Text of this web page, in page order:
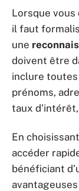
Lorsque
il faut
une
doivent être
inclure toutes
prénoms,
taux
En
accéder
bénéficiant